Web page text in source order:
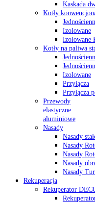
Kaskada
Kotły
Izolowane
Izolowane
Kotły na paliwa
Izolowane
Przyłącza
Przyłącza
Przewody
elastyczne
aluminiowe
Nasady
Nasady
Nasady
Nasady
Nasady
Nasady
Rekuperacja
Rekuperator